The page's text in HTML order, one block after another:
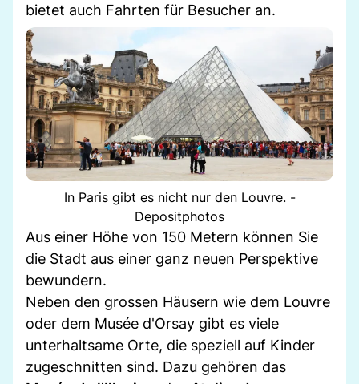
bietet auch Fahrten für Besucher an.
In Paris gibt es nicht nur den Louvre. -
Depositphotos
Aus einer Höhe von 150 Metern können Sie
die Stadt aus einer ganz neuen Perspektive
bewundern.
Neben den grossen Häusern wie dem Louvre
oder dem Musée d'Orsay gibt es viele
unterhaltsame Orte, die speziell auf Kinder
zugeschnitten sind. Dazu gehören das